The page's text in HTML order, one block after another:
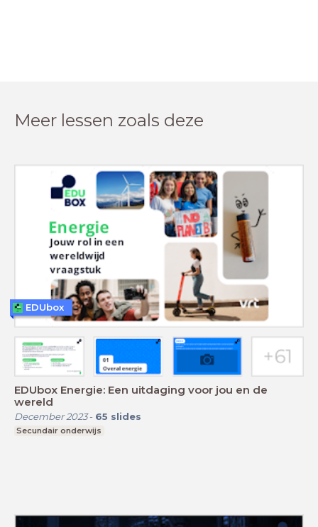
Meer lessen zoals deze
EDUbox Energie: Een uitdaging voor jou en de
wereld
December 2023- 65 slides
Secundair onderwijs
EDUbox